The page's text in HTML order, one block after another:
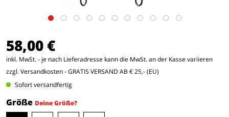
58,00 €
inkl. MwSt. - je nach Lieferadresse kann die MwSt. an der Kasse variieren
zzgl. Versandkosten- GRATIS VERSAND AB € 25,- (EU)
Sofort versandfertig
Größe Deine Größe?